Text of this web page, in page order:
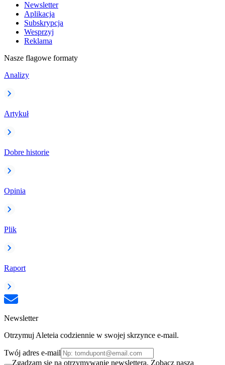
Newsletter
Aplikacja
Subskrypcja
Wesprzyj
Reklama
Nasze flagowe formaty
Analizy
Artykuł
Dobre historie
Opinia
Plik
Raport
Newsletter
Otrzymuj Aleteia codziennie w swojej skrzynce e-mail.
Twój adres e-mail
Zgadzam się na otrzymywanie newslettera. Zobacz naszą